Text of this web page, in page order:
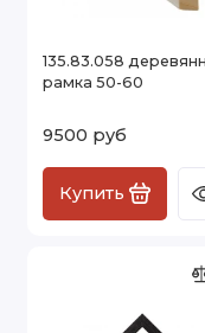
135.83.058
рамка 50-60
9500 руб
Купить